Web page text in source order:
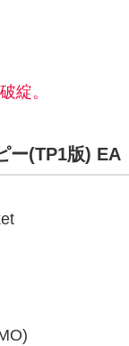
綻。
ー(TP1版) EA